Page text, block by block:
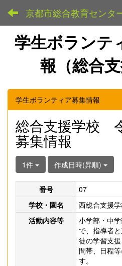
京都市総合教育センタ
学生ボラン
報（総合支
学生ボランティア募集情報
総合支援学校
募集情報
1件 作成日時(昇順)
番号
07
学校・園名
西総合支援
活動内容等
小学部・中
で、指導者
徒の学習支
間帯、日程
す。